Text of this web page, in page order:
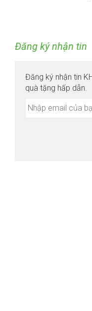
Đăng ký nhận tin
Đăng ký nhận tin
quà tặng hấp dẫn.